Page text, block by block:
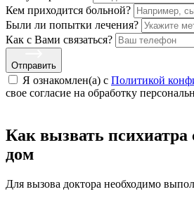
Кем приходится больной?
Были ли попытки лечения?
Как с Вами связаться?
Отправить
Я ознакомлен(а) с Политикой
свое cогласие на обработку
Как вызвать психиатра
дом
Для вызова доктора необходимо